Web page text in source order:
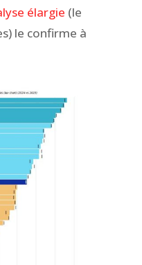
élargie (le
le confirme à